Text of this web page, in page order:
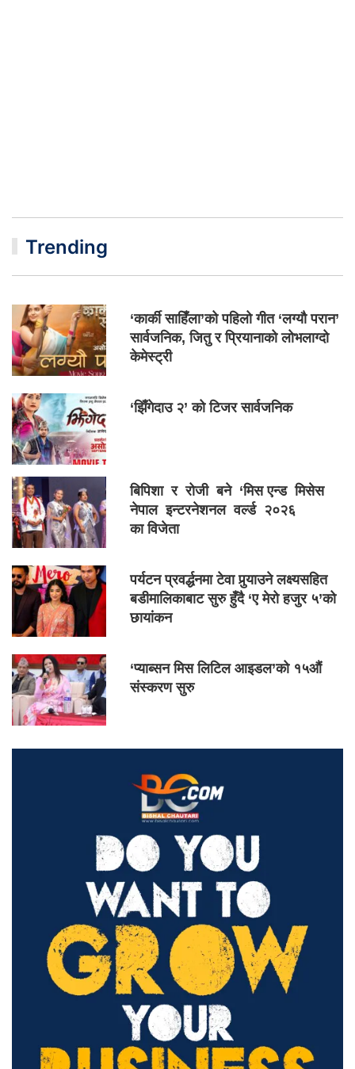
Trending
‘कार्की साहिँला’को पहिलो गीत ‘लग्यौ परान’
सार्वजनिक, जितु र प्रियानाको लोभलाग्दो
केमेस्ट्री
‘झिँगेदाउ २’ को टिजर सार्वजनिक
बिपिशा र रोजी बने ‘मिस एन्ड मिसेस
नेपाल इन्टरनेशनल वर्ल्ड २०२६
का विजेता
पर्यटन प्रवर्द्धनमा टेवा पुर्‍याउने लक्ष्यसहित
बडीमालिकाबाट सुरु हुँदै ‘ए मेरो हजुर ५’को
छायांकन
‘प्याब्सन मिस लिटिल आइडल’को १५औं
संस्करण सुरु